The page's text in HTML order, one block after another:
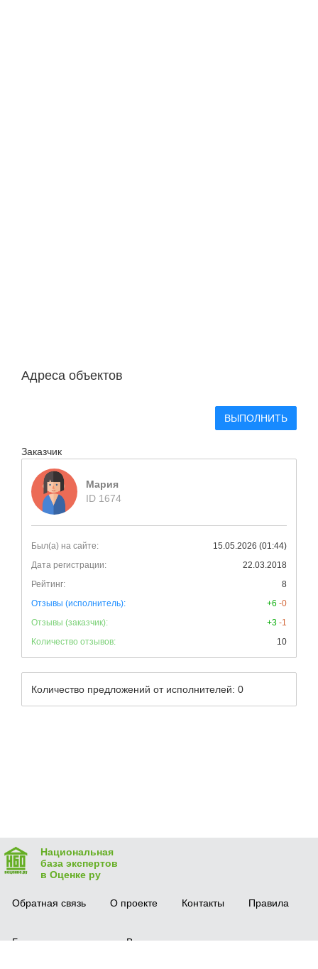
Адреса объектов
ВЫПОЛНИТЬ
Заказчик
Мария
ID 1674
Был(а) на сайте:
15.05.2026 (01:44)
Дата регистрации:
22.03.2018
Рейтинг:
8
Отзывы (исполнитель):
+6 -0
Отзывы (заказчик):
+3 -1
Количество отзывов:
10
Количество предложений от исполнителей: 0
Национальная
база экспертов
в Оценке ру
Обратная связь О проекте Контакты Правила
Безопасная сделка Вопрос-ответ